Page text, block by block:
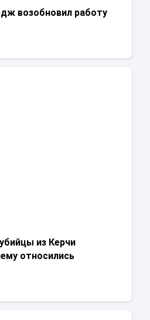
возобновил работу
из Керчи
относились